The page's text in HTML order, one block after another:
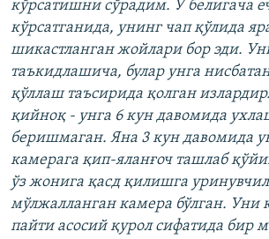
кўрсатишни сўрадим. У белигача
кўрсатганида, унинг чап қўлида
шикастланган жойлари бор эди.
таъкидлашича, булар унга
қўллаш таъсирида қолган
қийноқ - унга 6 кун давомида
беришмаган. Яна 3 кун давомида
камерага қип-яланғоч ташлаб
ўз жонига қасд қилишга
мўлжалланган камера бўлган. Уни
пайти асосий қурол сифатида бир